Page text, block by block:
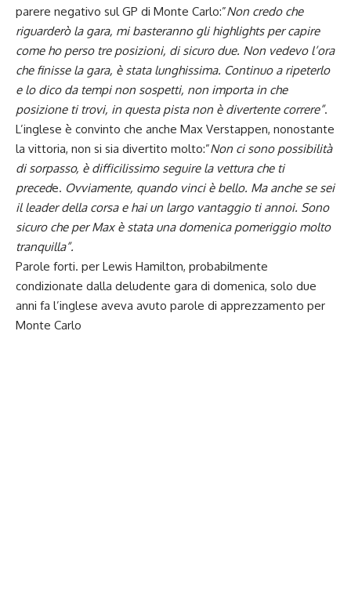
parere negativo sul GP di Monte Carlo:”Non credo che
riguarderò la gara, mi basteranno gli highlights per capire
come ho perso tre posizioni, di sicuro due. Non vedevo l’ora
che finisse la gara, è stata lunghissima. Continuo a ripeterlo
e lo dico da tempi non sospetti, non importa in che
posizione ti trovi, in questa pista non è divertente correre”.
L’inglese è convinto che anche Max Verstappen, nonostante
la vittoria, non si sia divertito molto:”Non ci sono possibilità
di sorpasso, è difficilissimo seguire la vettura che ti
precede. Ovviamente, quando vinci è bello. Ma anche se sei
il leader della corsa e hai un largo vantaggio ti annoi. Sono
sicuro che per Max è stata una domenica pomeriggio molto
tranquilla”.
Parole forti. per Lewis Hamilton, probabilmente
condizionate dalla deludente gara di domenica, solo due
anni fa l’inglese aveva avuto parole di apprezzamento per
Monte Carlo